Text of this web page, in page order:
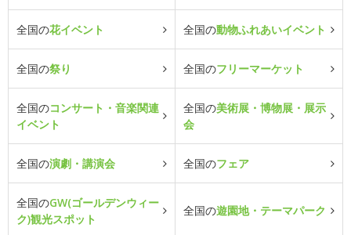
全国の花イベント 全国の動物ふれあいイベント
全国の祭り 全国のフリーマーケット
全国のコンサート・音楽関連
イベント
全国の美術展・博物展・展示
会
全国の演劇・講演会 全国のフェア
全国のGW(ゴールデンウィー
ク)観光スポット
全国の遊園地・テーマパーク